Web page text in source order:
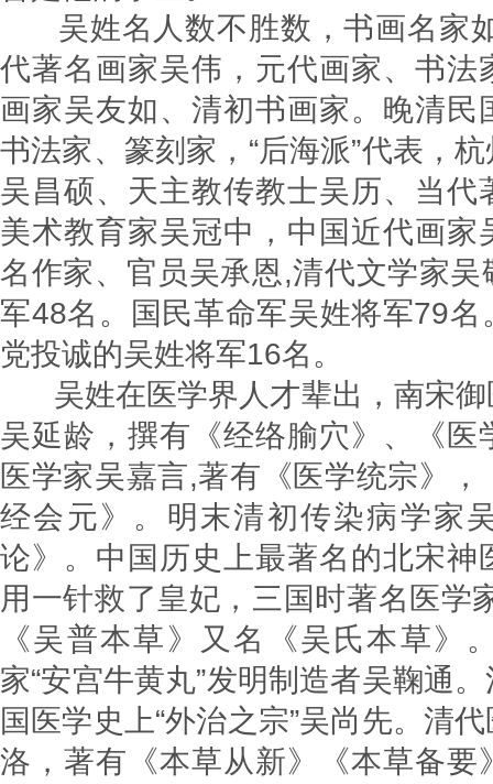
吴姓名人数不胜数，书画名家
代著名画家吴伟，元代画家、书法
画家吴友如、清初书画家。晚清民
书法家、篆刻家，“后海派”代表，
吴昌硕、天主教传教士吴历、当代
美术教育家吴冠中，中国近代画家
名作家、官员吴承恩,清代文学家
军48名。国民革命军吴姓将军79
党投诚的吴姓将军16名。
吴姓在医学界人才辈出，南宋御
吴延龄，撰有《经络腧穴》、《医
医学家吴嘉言,著有《医学统宗》
经会元》。明末清初传染病学家
论》。中国历史上最著名的北宋神
用一针救了皇妃，三国时著名医学
《吴普本草》又名《吴氏本草》
家“安宫牛黄丸”发明制造者吴鞠通
国医学史上“外治之宗”吴尚先。清
洛，著有《本草从新》《本草备要